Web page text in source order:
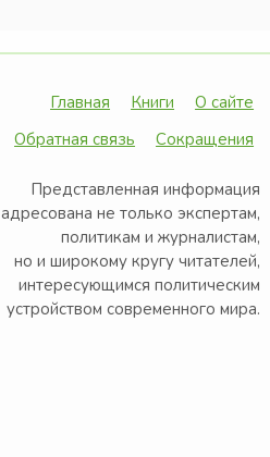
Главная Книги
О сайте
Обратная связь
Сокращения
Представленная информация
адресована не только экспертам,
политикам и журналистам,
но и широкому кругу читателей,
интересующимся политическим
устройством современного мира.